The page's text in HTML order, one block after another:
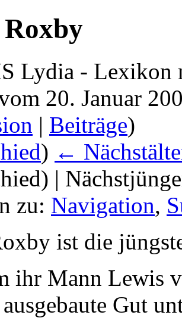
Lydia - Lexikon
20. Januar
| Beiträge)
) ←
|
zu: Navigation,
ist die
ihr Mann Lewis
Gut